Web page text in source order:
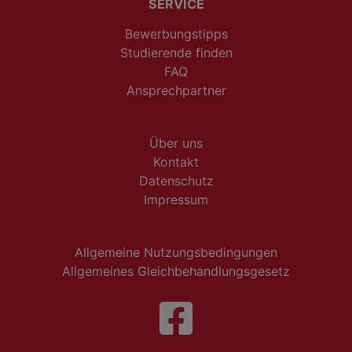
SERVICE
Bewerbungstipps
Studierende finden
FAQ
Ansprechpartner
Über uns
Kontakt
Datenschutz
Impressum
Allgemeine Nutzungsbedingungen
Allgemeines Gleichbehandlungsgesetz